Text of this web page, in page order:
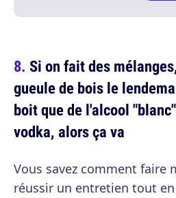
Si on fait des
gueule de bois le
boit que de l'alcool
vodka, alors ça va
Vous savez comment faire
réussir un entretien tout